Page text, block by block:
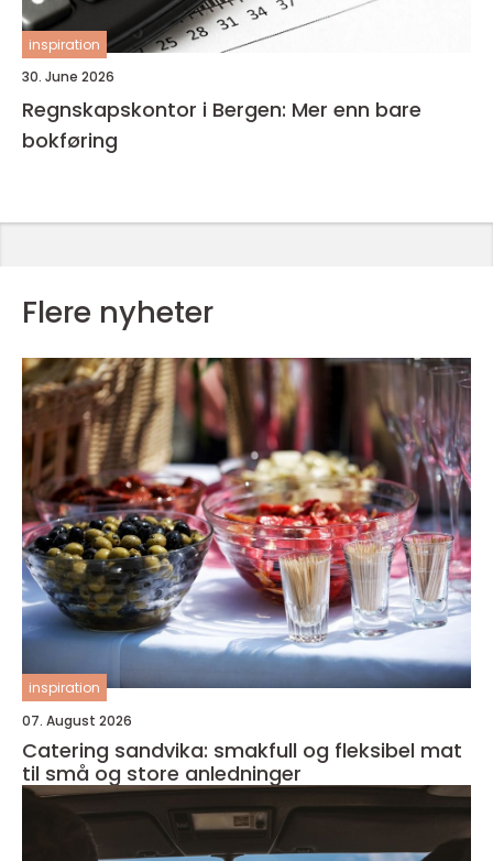
inspiration
30. June 2026
Regnskapskontor i Bergen: Mer enn bare
bokføring
Flere nyheter
inspiration
07. August 2026
Catering sandvika: smakfull og fleksibel mat
til små og store anledninger